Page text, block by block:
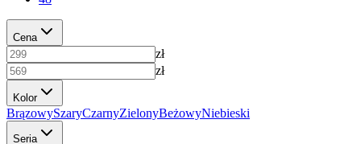
Cena
zł
zł
Kolor
BrązowySzaryCzarnyZielonyBeżowyNiebieski
Seria